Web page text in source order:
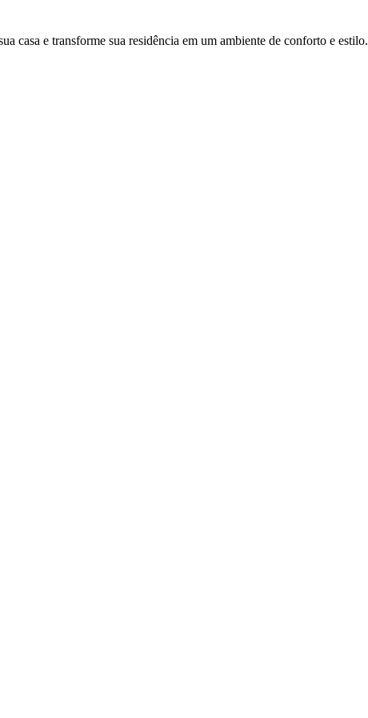
casa e transforme sua residência em um ambiente de conforto e estilo.